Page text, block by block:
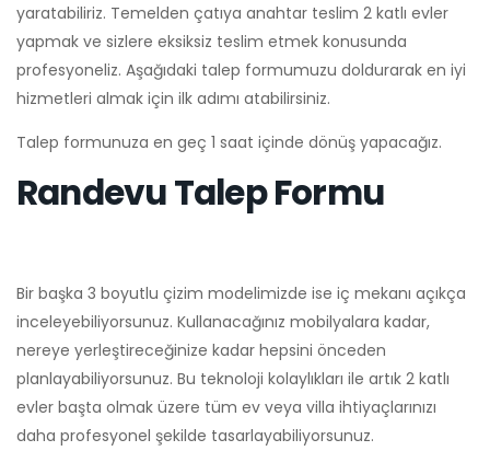
yaratabiliriz. Temelden çatıya anahtar teslim 2 katlı evler
yapmak ve sizlere eksiksiz teslim etmek konusunda
profesyoneliz. Aşağıdaki talep formumuzu doldurarak en iyi
hizmetleri almak için ilk adımı atabilirsiniz.
Talep formunuza en geç 1 saat içinde dönüş yapacağız.
Randevu Talep Formu
Bir başka 3 boyutlu çizim modelimizde ise iç mekanı açıkça
inceleyebiliyorsunuz. Kullanacağınız mobilyalara kadar,
nereye yerleştireceğinize kadar hepsini önceden
planlayabiliyorsunuz. Bu teknoloji kolaylıkları ile artık 2 katlı
evler başta olmak üzere tüm ev veya villa ihtiyaçlarınızı
daha profesyonel şekilde tasarlayabiliyorsunuz.